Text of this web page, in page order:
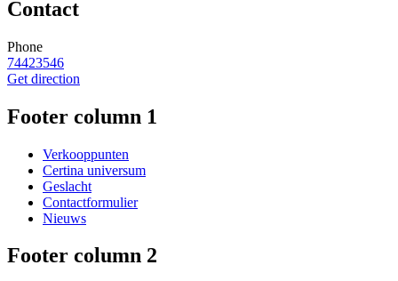
Contact
Phone
74423546
Get direction
Footer column 1
Verkooppunten
Certina universum
Geslacht
Contactformulier
Nieuws
Footer column 2